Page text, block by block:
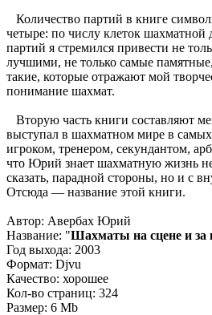
Количество партий в книге
четыре: по числу клеток
партий я стремился привести не
лучшими, не только самые
такие, которые отражают мой
понимание шахмат.
Вторую часть книги составляют
выступал в шахматном мире в
игроком, тренером, секундантом,
что Юрий знает шахматную жизнь
сказать, парадной стороны, но и с
Отсюда — название этой книги.
Автор: Авербах Юрий
Название: "Шахматы на сцене и за
Год выхода: 2003
Формат: Djvu
Качество: хорошее
Кол-во страниц: 324
Размер: 6 Mb